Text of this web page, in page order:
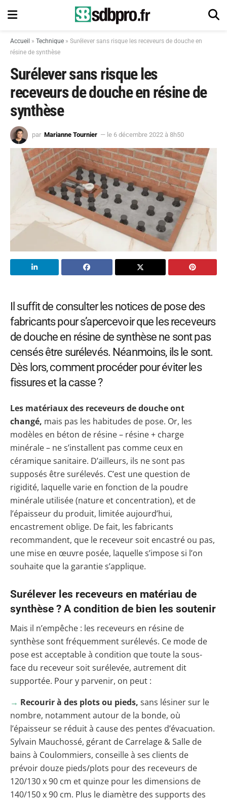
Accueil » Technique » Surélever sans risque les receveurs de douche en
résine de synthèse
Surélever sans risque les
receveurs de douche en résine de
synthèse
par Marianne Tournier — le 6 décembre 2022 à 8h50
Il suffit de consulter les notices de pose des
fabricants pour s’apercevoir que les receveurs
de douche en résine de synthèse ne sont pas
censés être surélevés. Néanmoins, ils le sont.
Dès lors, comment procéder pour éviter les
fissures et la casse ?
Les matériaux des receveurs de douche ont
changé, mais pas les habitudes de pose. Or, les
modèles en béton de résine – résine + charge
minérale – ne s’installent pas comme ceux en
céramique sanitaire. D’ailleurs, ils ne sont pas
supposés être surélevés. C’est une question de
rigidité, laquelle varie en fonction de la poudre
minérale utilisée (nature et concentration), et de
l’épaisseur du produit, limitée aujourd’hui,
encastrement oblige. De fait, les fabricants
recommandent, que le receveur soit encastré ou pas,
une mise en œuvre posée, laquelle s’impose si l’on
souhaite que la garantie s’applique.
Surélever les receveurs en matériau de
synthèse ? A condition de bien les soutenir
Mais il n’empêche : les receveurs en résine de
synthèse sont fréquemment surélevés. Ce mode de
pose est acceptable à condition que toute la sous-
face du receveur soit surélevée, autrement dit
supportée. Pour y parvenir, on peut :
→ Recourir à des plots ou pieds, sans lésiner sur le
nombre, notamment autour de la bonde, où
l’épaisseur se réduit à cause des pentes d’évacuation.
Sylvain Mauchossé, gérant de Carrelage & Salle de
bains à Coulommiers, conseille à ses clients de
prévoir douze pieds/plots pour des receveurs de
120/130 x 90 cm et quinze pour les dimensions de
140/150 x 90 cm. Plus le diamètre des supports des